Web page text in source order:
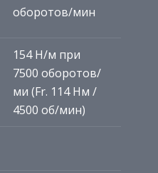
оборотов/мин
154 Н/м при
7500 оборотов/
ми (Fr. 114 Нм /
4500 об/мин)